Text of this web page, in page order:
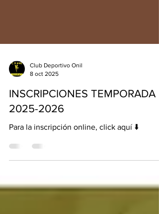
Club Deportivo Onil
8 oct 2025
INSCRIPCIONES TEMPORADA
2025-2026